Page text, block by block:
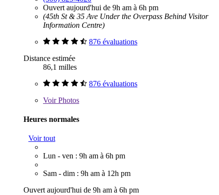
Ouvert aujourd'hui de 9h am à 6h pm
(45th St & 35 Ave Under the Overpass Behind Visitor
Information Centre)
876 évaluations
Distance estimée
86,1 milles
876 évaluations
VoirPhotos
Heures normales
Voir tout
Lun - ven : 9h am à 6h pm
Sam - dim : 9h am à 12h pm
Ouvert aujourd'hui de 9h am à 6h pm